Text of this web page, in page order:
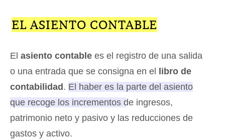
EL ASIENTO CONTABLE
El asiento contable es el registro de una salida
o una entrada que se consigna en el libro de
contabilidad. El haber es la parte del asiento
que recoge los incrementos de ingresos,
patrimonio neto y pasivo y las reducciones de
gastos y activo.